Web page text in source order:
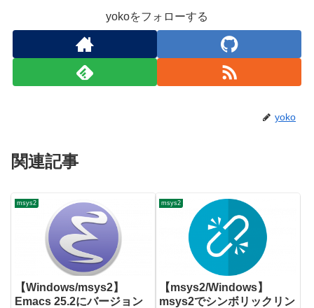
yokoをフォローする
yoko
関連記事
msys2
【Windows/msys2】
Emacs 25.2にバージョン
msys2
【msys2/Windows】
msys2でシンボリックリン